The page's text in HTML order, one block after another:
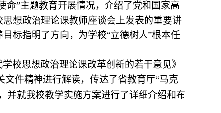
命”主题教育开展情况，介绍了党和国家高
想政治理论课教师座谈会上发表的重要讲
标指明了方向，为学校“立德树人”根本任
校思想政治理论课改革创新的若干意见》
文件精神进行解读，传达了省教育厅“马克
并就我校教学实施方案进行了详细介绍和布